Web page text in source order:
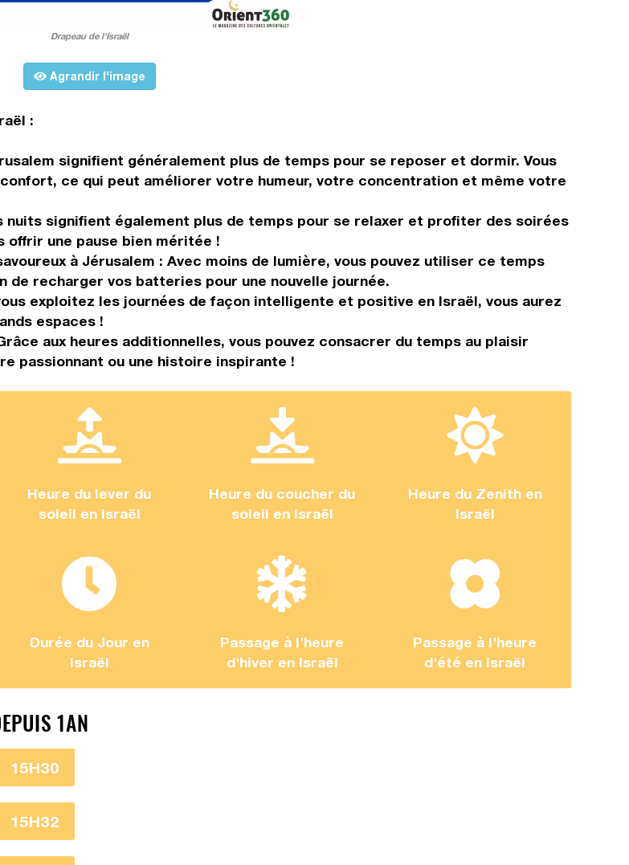
Drapeau de l'Israël
Agrandir l'image
:
signifient généralement plus de temps pour se reposer et dormir. Vous
ce qui peut améliorer votre humeur, votre concentration et même votre
signifient également plus de temps pour se relaxer et profiter des soirées
offrir une pause bien méritée !
à Jérusalem : Avec moins de lumière, vous pouvez utiliser ce temps
de recharger vos batteries pour une nouvelle journée.
exploitez les journées de façon intelligente et positive en Israël, vous aurez
espaces !
aux heures additionnelles, vous pouvez consacrer du temps au plaisir
passionnant ou une histoire inspirante !
Heure du lever du
soleil en Israël
Heure du coucher du
soleil en Israël
Heure du Zenith en
Israël
Durée du Jour en
Israël
Passage à l'heure
d'hiver en Israël
Passage à l'heure
d'été en Israël
1AN
15H30
15H32